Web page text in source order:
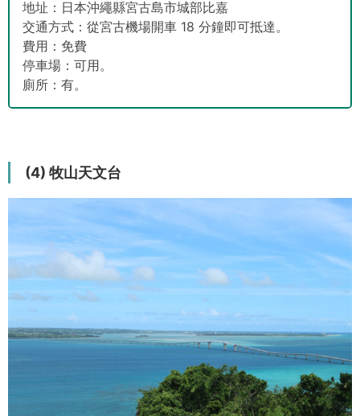
地址：日本沖繩縣宮古島市城部比嘉
交通方式：從宮古機場開車 18 分鐘即可抵達。
費用：免費
停車場：可用。
廁所：有。
(4) 牧山天文台